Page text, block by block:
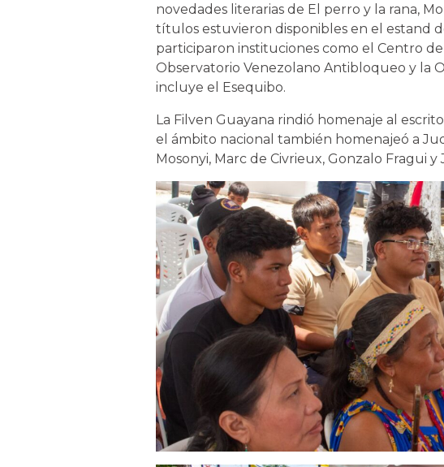
novedades literarias de El perro y la rana,
títulos estuvieron disponibles en el estand
participaron instituciones como el Centro de
Observatorio Venezolano Antibloqueo y la
incluye el Esequibo.
La Filven Guayana rindió homenaje al
el ámbito nacional también homenajeó a
Mosonyi, Marc de Civrieux, Gonzalo Fragui y